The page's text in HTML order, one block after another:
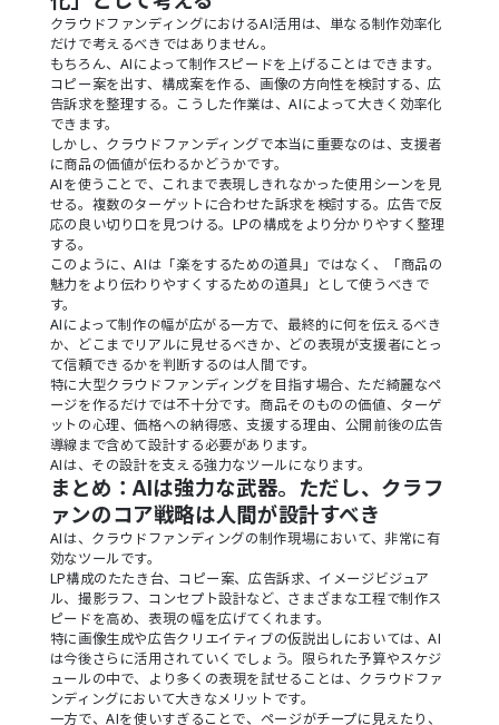
クラウドファンディングにおけるAI活用は、単なる制作効率化
だけで考えるべきではありません。
もちろん、AIによって制作スピードを上げることはできます。
コピー案を出す、構成案を作る、画像の方向性を検討する、広
告訴求を整理する。こうした作業は、AIによって大きく効率化
できます。
しかし、クラウドファンディングで本当に重要なのは、支援者
に商品の価値が伝わるかどうかです。
AIを使うことで、これまで表現しきれなかった使用シーンを見
せる。複数のターゲットに合わせた訴求を検討する。広告で反
応の良い切り口を見つける。LPの構成をより分かりやすく整理
する。
このように、AIは「楽をするための道具」ではなく、「商品の
魅力をより伝わりやすくするための道具」として使うべきで
す。
AIによって制作の幅が広がる一方で、最終的に何を伝えるべき
か、どこまでリアルに見せるべきか、どの表現が支援者にとっ
て信頼できるかを判断するのは人間です。
特に大型クラウドファンディングを目指す場合、ただ綺麗なペ
ージを作るだけでは不十分です。商品そのものの価値、ターゲ
ットの心理、価格への納得感、支援する理由、公開前後の広告
導線まで含めて設計する必要があります。
AIは、その設計を支える強力なツールになります。
まとめ：AIは強力な武器。ただし、クラフ
ァンのコア戦略は人間が設計すべき
AIは、クラウドファンディングの制作現場において、非常に有
効なツールです。
LP構成のたたき台、コピー案、広告訴求、イメージビジュア
ル、撮影ラフ、コンセプト設計など、さまざまな工程で制作ス
ピードを高め、表現の幅を広げてくれます。
特に画像生成や広告クリエイティブの仮説出しにおいては、AI
は今後さらに活用されていくでしょう。限られた予算やスケジ
ュールの中で、より多くの表現を試せることは、クラウドファ
ンディングにおいて大きなメリットです。
一方で、AIを使いすぎることで、ページがチープに見えたり、